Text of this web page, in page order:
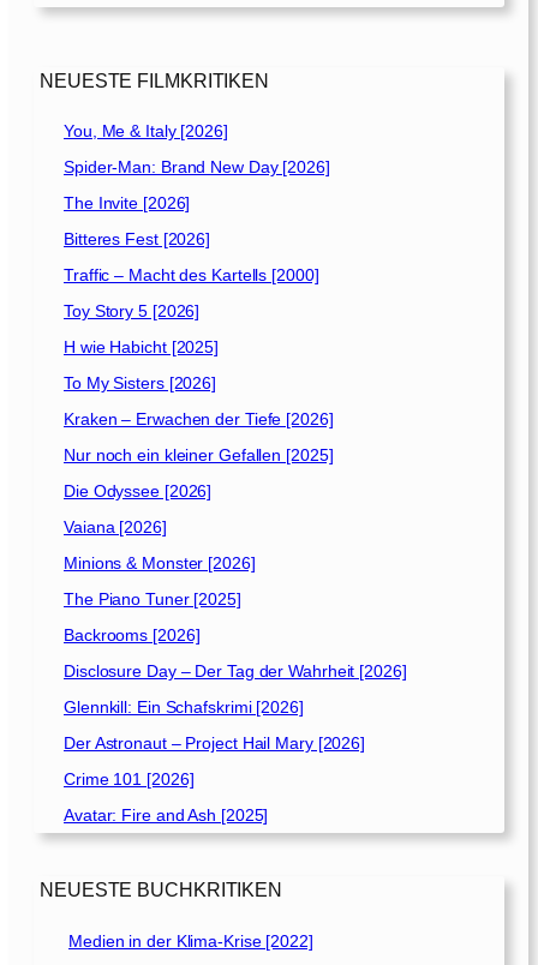
NEUESTE FILMKRITIKEN
You, Me & Italy [2026]
Spider-Man: Brand New Day [2026]
The Invite [2026]
Bitteres Fest [2026]
Traffic – Macht des Kartells [2000]
Toy Story 5 [2026]
H wie Habicht [2025]
To My Sisters [2026]
Kraken – Erwachen der Tiefe [2026]
Nur noch ein kleiner Gefallen [2025]
Die Odyssee [2026]
Vaiana [2026]
Minions & Monster [2026]
The Piano Tuner [2025]
Backrooms [2026]
Disclosure Day – Der Tag der Wahrheit [2026]
Glennkill: Ein Schafskrimi [2026]
Der Astronaut – Project Hail Mary [2026]
Crime 101 [2026]
Avatar: Fire and Ash [2025]
NEUESTE BUCHKRITIKEN
Medien in der Klima-Krise [2022]